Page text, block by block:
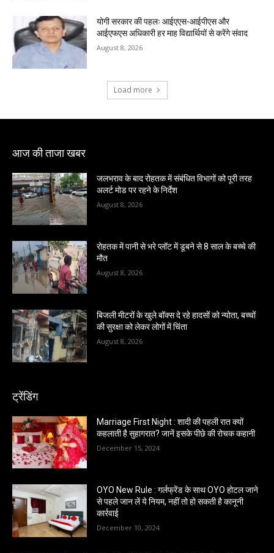
योगी सरकार की पहलः आईएएस-आईपीएस और
आईएफएस अधिकारी हर माह विद्यार्थियों से करेंगे संवाद
August 8, 2026
Load more
आज की ताजा खबर
जलभराव के बाद रोहतक में संबंधित विभागों को पूरी तरह
अलर्ट मोड पर रहने के निर्देश
August 8, 2026
रोहतक में पानी से भरे प्लॉट में डूबने से 8 साल के बच्चे की
मौत
August 8, 2026
बिजली मीटरों के खुले बॉक्स दे रहे हादसों को न्योता, बच्चों
की सुरक्षा को लेकर लोगों में चिंता
August 8, 2026
ट्रेंडिंग
Marriage First Night : शादी की पहली रात क्यों
कहलाती है सुहागरात? जानें इसके पीछे की रोचक कहानी
December 15, 2024
OYO New Rule : गर्लफ्रेंड के साथ OYO होटल जाने
से पहले जान लें ये नियम, नहीं तो हो सकती है कानूनी
कार्रवाई
December 10, 2024